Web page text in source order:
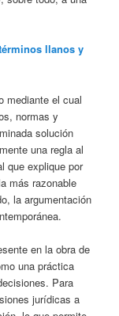
llanos y
mediante el cual
normas y
solución
una regla al
que explique por
más razonable
la argumentación
en la obra de
una práctica
Para
jurídicas a